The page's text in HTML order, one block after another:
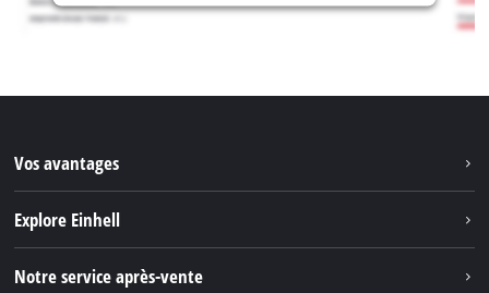
Vos avantages
Explore Einhell
Notre service après-vente